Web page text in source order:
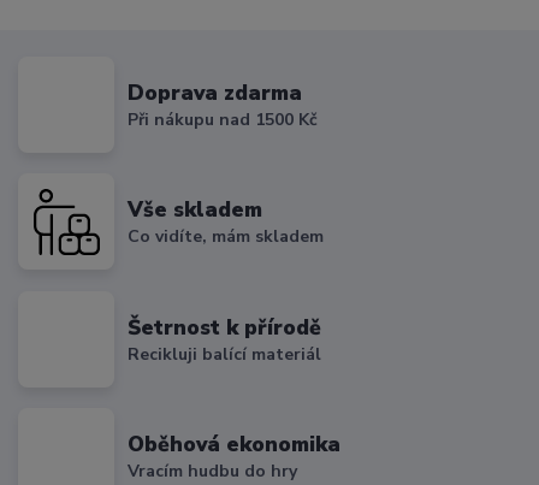
Doprava zdarma
Při nákupu nad 1500 Kč
Vše skladem
Co vidíte, mám skladem
Šetrnost k přírodě
Recikluji balící materiál
Oběhová ekonomika
Vracím hudbu do hry